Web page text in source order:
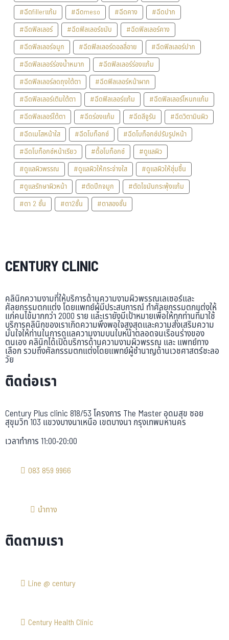
#ฉีดfillerแก้ม
#ฉีดmeso #ฉีดคาง
#ฉีดปาก
#ฉีดฟิลเลอร์
#ฉีดฟิลเลอร์ขมับ
#ฉีดฟิลเลอร์คาง
#ฉีดฟิลเลอร์จมูก
#ฉีดฟิลเลอร์ดอลลี่อาย
#ฉีดฟิลเลอร์ปาก
#ฉีดฟิลเลอร์ร่องน้ำหมาก
#ฉีดฟิลเลอร์ร่องแก้ม
#ฉีดฟิลเลอร์ลดถุงใต้ตา
#ฉีดฟิลเลอร์หน้าผาก
#ฉีดฟิลเลอร์เติมใต้ตา
#ฉีดฟิลเลอร์แก้ม
#ฉีดฟิลเลอร์โหนกแก้ม
#ฉีดฟิลเลอร์ใต้ตา
#ฉีดร่องแก้ม #ฉีดลีจูรัน
#ฉีดวิตามินผิว
#ฉีดเมโสหน้าใส
#ฉีดโบท็อกซ์
#ฉีดโบท็อกซ์ปรับรูปหน้า
#ฉีดโบท็อกซ์หน้าเรียว
#ดื้อโบท็อกซ์
#ดูแลผิว
#ดูแลผิวพรรณ
#ดูแลผิวให้กระจ่างใส
#ดูแลผิวให้ชุ่มชื้น
#ดูแลรักษาผิวหน้า
#ตัดปีกจมูก
#ตัดไขมันกระพุ้งแก้ม
#ตา 2 ชั้น
#ตา2ชั้น #ตาสองชั้น
CENTURY CLINIC
คลินิกความงามที่ให้บริการด้านความงามผิวพรรณเลเซอร์และ
ศัลยกรรมตกแต่ง โดยแพทย์ผู้มีประสบการณ์ ทำศัลยกรรมตกแต่งให้
แก่คนไข้มากกว่า 2000 ราย และเรายังมีเป้าหมายเพื่อให้ทุกท่านที่มาใช้
บริการคลินิกของเราเกิดความพึงพอใจสูงสุดและความส่งเสริมความ
มั่นใจให้ท่านในการดูแลความงามบนใบหน้าตลอดจนเรือนร่างของ
ตนเอง คลินิกได้เปิดบริการด้านความงามผิวพรรณ และ แพทย์ทาง
เลือก รวมถึงศัลกรรมตกแต่งโดยแพทย์ผู้ชำนาญด้านเวชศาสตร์ชะลอ
วัย
ติดต่อเรา
Century Plus clinic 818/53 โครงการ The Master อุดมสุข ซอย
สุขุมวิท 103 แขวงบางนาเหนือ เขตบางนา กรุงเทพมหานคร
เวลาทำการ 11:00-20:00
083 859 9966
นำทาง
ติดตามเรา
Line @ century
Century Health Clinic